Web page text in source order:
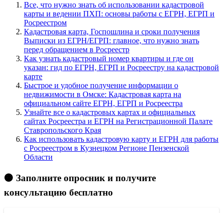
Все, что нужно знать об использовании кадастровой
карты и ведении ПХП: основы работы с ЕГРН, ЕГРП и
Росреестром
Кадастровая карта, Госпошлина и сроки получения
Выписки из ЕГРН/ЕГРП: главное, что нужно знать
перед обращением в Росреестр
Как узнать кадастровый номер квартиры и где он
указан: гид по ЕГРН, ЕГРП и Росреестру на кадастровой
карте
Быстрое и удобное получение информации о
недвижимости в Омске: Кадастровая карта на
официальном сайте ЕГРН, ЕГРП и Росреестра
Узнайте все о кадастровых картах и официальных
сайтах Росреестра и ЕГРН на Регистрационной Палате
Ставропольского Края
Как использовать кадастровую карту и ЕГРН для работы
с Росреестром в Кузнецком Регионе Пензенской
Области
🟠 Заполните опросник и получите
консультацию бесплатно